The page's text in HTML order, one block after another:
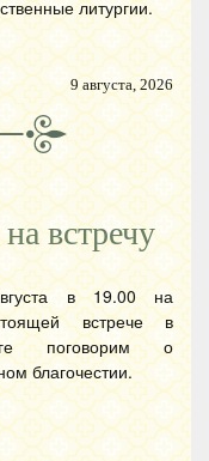
литургии.
9 августа, 2026
встречу
в 19.00 на
встрече в
поговорим о
благочестии.